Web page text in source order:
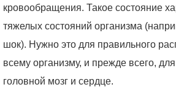
кровообращения. Такое состояние
тяжелых состояний организма
шок). Нужно это для правильного
всему организму, и прежде всего,
головной мозг и сердце.